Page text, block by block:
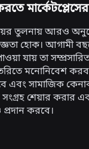
মার্কেটপ্লেসের
তুলনায় আরও
হোক। আগামী
যায় তা
মনোনিবেশ
এবং সামাজিক
সংগ্রহ শেয়ার করার
করবে।